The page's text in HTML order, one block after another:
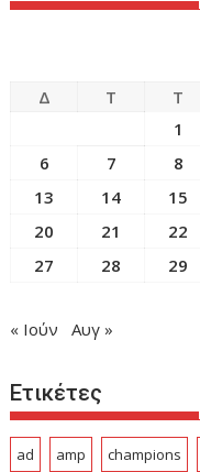
Δ Τ Τ
1
6
7 8
13
14 15
20
21 22
27
28 29
« Ιούν Αυγ »
Ετικέτες
ad amp champions